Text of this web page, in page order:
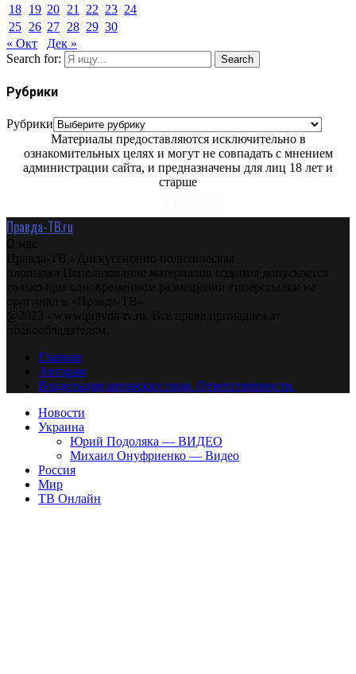
18 19 20 21 22 23 24
25 26 27 28 29 30
« Окт
Дек »
Search for:
Search
Рубрики
Рубрики
Материалы предоставляются исключительно в
ознакомительных целях и могут не совпадать с мнением
администрации сайта, и предназначены для лиц 18 лет и
старше
Правда-ТВ.ru
О нас
Правда-ТВ - Дискуссионно политическая
площадка.Использование материалов издания допускается
только при одновременном размещении гиперссылки на
оригинал в «Правда-ТВ»
@2023 - www.pravda-tv.ru. Все права принадлежат
правообладателям.
Главная
Авторам
Владельцам авторских прав. Ответственности.
Новости
Украина
Юрий Подоляка — ВИДЕО
Михаил Онуфриенко — Видео
Россия
Мир
ТВ Онлайн